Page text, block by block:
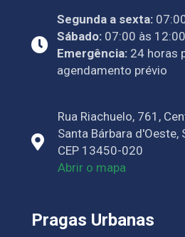
Segunda a sexta:
Sábado: 07:00 às 12:00
Emergência: 24 horas
agendamento prévio
Rua Riachuelo, 761,
Santa Bárbara d'Oeste,
CEP 13450-020
Abrir o mapa
Pragas Urbanas